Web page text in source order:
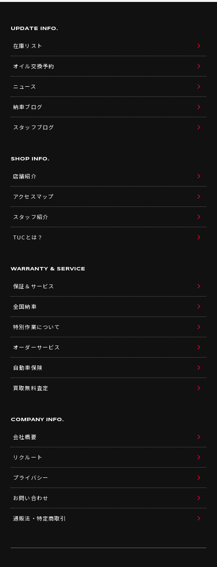
UPDATE INFO.
在庫リスト
オイル交換予約
ニュース
納車ブログ
スタッフブログ
SHOP INFO.
店舗紹介
アクセスマップ
スタッフ紹介
TUCとは？
WARRANTY & SERVICE
保証＆サービス
全国納車
特別作業について
オーダーサービス
自動車保険
買取無料査定
COMPANY INFO.
会社概要
リクルート
プライバシー
お問い合わせ
通販法・特定商取引